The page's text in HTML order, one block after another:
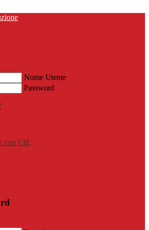
Nome Utente
Password
con CIE